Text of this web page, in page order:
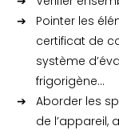
Pointer les
certificat de
système
frigorigène…
Aborder les
de l’appareil,